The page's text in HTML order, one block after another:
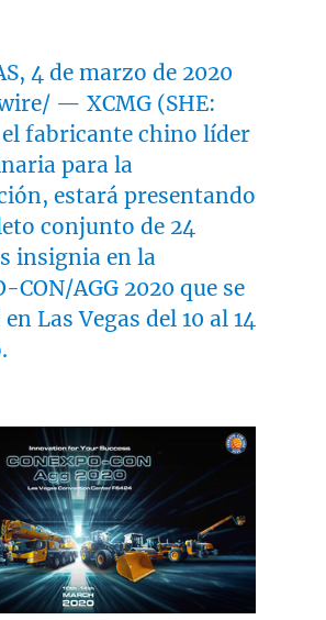
, 4 de marzo de 2020
— XCMG (SHE:
fabricante chino líder
para la
estará presentando
conjunto de 24
insignia en la
CON/AGG 2020 que se
Las Vegas del 10 al 14